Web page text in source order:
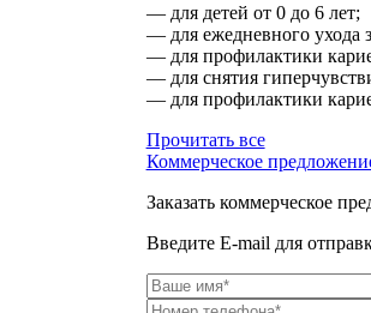
— для детей от 0 до 6 лет;
— для ежедневного ухода
— для профилактики
— для снятия
— для профилактики
Прочитать все
Коммерческое
Заказать коммерческое
Введите E-mail для